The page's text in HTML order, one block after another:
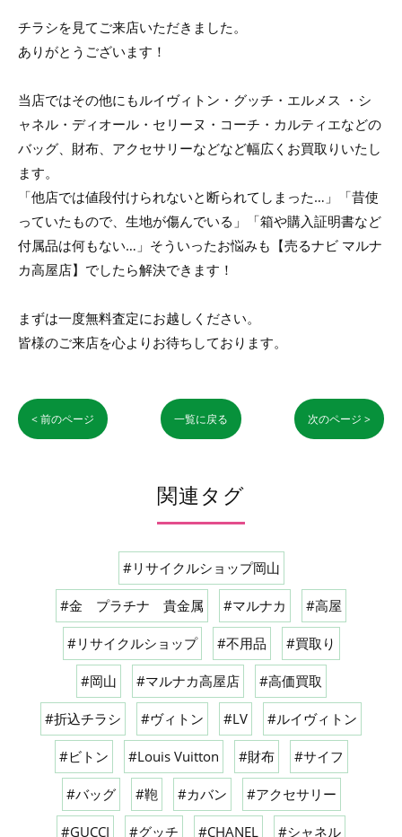
チラシを見てご来店いただきました。
ありがとうございます！
当店ではその他にもルイヴィトン・グッチ・エルメス ・シ
ャネル・ディオール・セリーヌ・コーチ・カルティエなどの
バッグ、財布、アクセサリーなどなど幅広くお買取りいたし
ます。
「他店では値段付けられないと断られてしまった…」「昔使
っていたもので、生地が傷んでいる」「箱や購入証明書など
付属品は何もない…」そういったお悩みも【売るナビ マルナ
カ高屋店】でしたら解決できます！
まずは一度無料査定にお越しください。
皆様のご来店を心よりお待ちしております。
< 前のページ 一覧に戻る 次のページ >
関連タグ
#リサイクルショップ岡山
#金 プラチナ 貴金属 #マルナカ #高屋
#リサイクルショップ #不用品 #買取り
#岡山 #マルナカ高屋店 #高価買取
#折込チラシ #ヴィトン #LV #ルイヴィトン
#ビトン #Louis Vuitton #財布 #サイフ
#バッグ #鞄 #カバン #アクセサリー
#GUCCI #グッチ #CHANEL #シャネル